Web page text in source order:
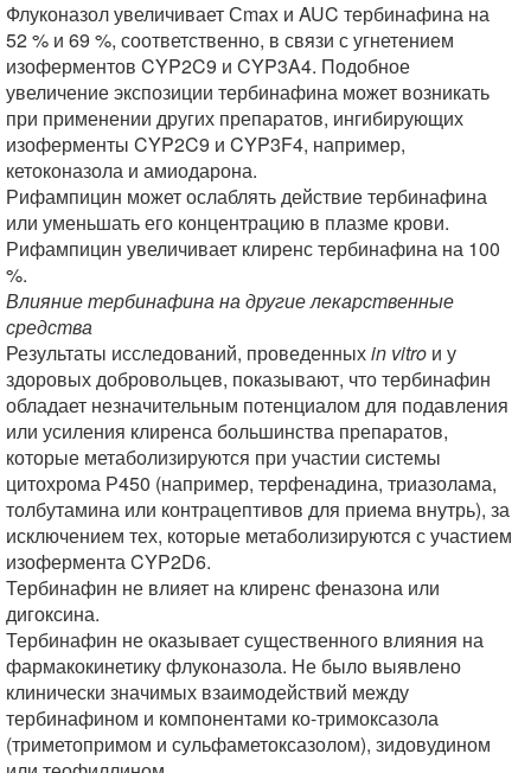
Флуконазол увеличивает Сmax и AUC тербинафина на
52 % и 69 %, соответственно, в связи с угнетением
изоферментов CYP2C9 и CYP3A4. Подобное
увеличение экспозиции тербинафина может возникать
при применении других препаратов, ингибирующих
изоферменты CYP2C9 и CYP3F4, например,
кетоконазола и амиодарона.
Рифампицин может ослаблять действие тербинафина
или уменьшать его концентрацию в плазме крови.
Рифампицин увеличивает клиренс тербинафина на 100
%.
Влияние тербинафина на другие лекарственные
средства
Результаты исследований, проведенныхin vitro и у
здоровых добровольцев, показывают, что тербинафин
обладает незначительным потенциалом для подавления
или усиления клиренса большинства препаратов,
которые метаболизируются при участии системы
цитохрома Р450 (например, терфенадина, триазолама,
толбутамина или контрацептивов для приема внутрь), за
исключением тех, которые метаболизируются с участием
изофермента CYP2D6.
Тербинафин не влияет на клиренс феназона или
дигоксина.
Тербинафин не оказывает существенного влияния на
фармакокинетику флуконазола. Не было выявлено
клинически значимых взаимодействий между
тербинафином и компонентами ко-тримоксазола
(триметопримом и сульфаметоксазолом), зидовудином